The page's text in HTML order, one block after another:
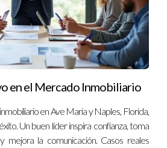
buscando asesoría o tienes
abordar tus proyectos inmobiliarios,
al 13057764866. Estoy aquí para
objetivos en el dinámico mundo del
en el Mercado Inmobiliario
en Ave Maria y Naples, Florida,
Un buen líder inspira confianza, toma
mejora la comunicación. Casos reales